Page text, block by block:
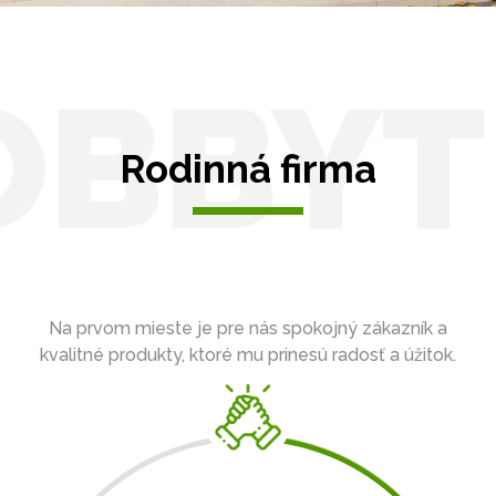
Rodinná firma
Na prvom mieste je pre nás spokojný zákazník a
kvalitné produkty, ktoré mu prinesú radosť a úžitok.